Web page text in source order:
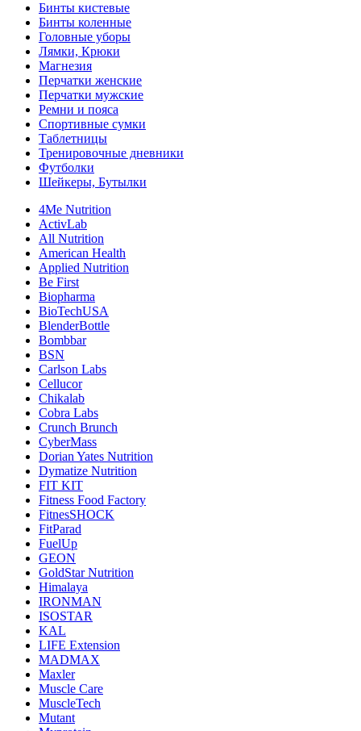
Бинты кистевые
Бинты коленные
Головные уборы
Лямки, Крюки
Магнезия
Перчатки женские
Перчатки мужские
Ремни и пояса
Спортивные сумки
Таблетницы
Тренировочные дневники
Футболки
Шейкеры, Бутылки
4Me Nutrition
ActivLab
All Nutrition
American Health
Applied Nutrition
Be First
Biopharma
BioTechUSA
BlenderBottle
Bombbar
BSN
Carlson Labs
Cellucor
Chikalab
Cobra Labs
Crunch Brunch
CyberMass
Dorian Yates Nutrition
Dymatize Nutrition
FIT KIT
Fitness Food Factory
FitnesSHOCK
FitParad
FuelUp
GEON
GoldStar Nutrition
Himalaya
IRONMAN
ISOSTAR
KAL
LIFE Extension
MADMAX
Maxler
Muscle Care
MuscleTech
Mutant